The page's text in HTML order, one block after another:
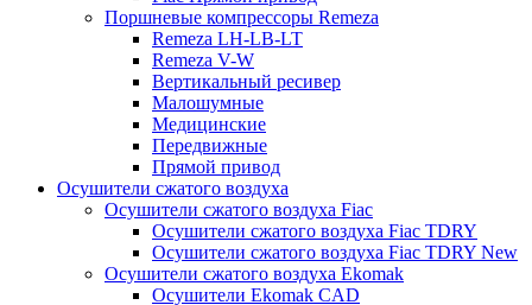
Поршневые компрессоры Remeza
Remeza LH-LB-LT
Remeza V-W
Вертикальный ресивер
Малошумные
Медицинские
Передвижные
Прямой привод
Осушители сжатого воздуха
Осушители сжатого воздуха Fiac
Осушители сжатого воздуха Fiac TDRY
Осушители сжатого воздуха Fiac TDRY New
Осушители сжатого воздуха Ekomak
Осушители Ekomak CAD